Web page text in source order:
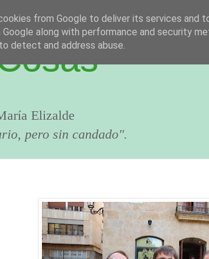
Elizalde
pero sin candado".
from Google to deliver its services and
Google along with performance and security
detect and address abuse.